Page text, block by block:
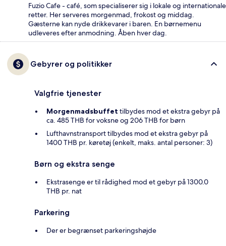
Fuzio Cafe - café, som specialiserer sig i lokale og internationale
retter. Her serveres morgenmad, frokost og middag.
Gæsterne kan nyde drikkevarer i baren. En børnemenu
udleveres efter anmodning. Åben hver dag.
Gebyrer og politikker
Valgfrie tjenester
Morgenmadsbuffet tilbydes mod et ekstra gebyr på
ca. 485 THB for voksne og 206 THB for børn
Lufthavnstransport tilbydes mod et ekstra gebyr på
1400 THB pr. køretøj (enkelt, maks. antal personer: 3)
Børn og ekstra senge
Ekstrasenge er til rådighed mod et gebyr på 1300.0
THB pr. nat
Parkering
Der er begrænset parkeringshøjde